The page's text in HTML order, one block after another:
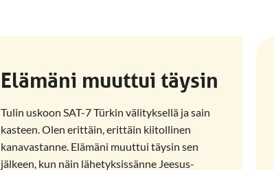
Elämäni muuttui täysin
Tulin uskoon SAT-7 Türkin välityksellä ja sain
kasteen. Olen erittäin, erittäin kiitollinen
kanavastanne. Elämäni muuttui täysin sen
jälkeen, kun näin lähetyksissänne Jeesus-